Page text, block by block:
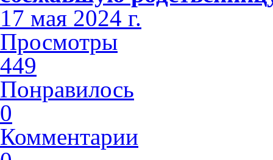
17 мая 2024 г.
Просмотры
449
Понравилось
0
Комментарии